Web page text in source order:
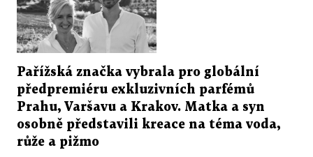
Pařížská značka vybrala pro globální
předpremiéru exkluzivních parfémů
Prahu, Varšavu a Krakov. Matka a syn
osobně představili kreace na téma voda,
růže a pižmo